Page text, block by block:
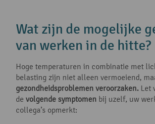
Wat zijn de mogelijke
van werken in de hitte?
Hoge temperaturen in combinatie met
belasting zijn niet alleen vermoeiend,
gezondheidsproblemen veroorzaken. Let
de volgende symptomen bij uzelf, uw
collega’s opmerkt: